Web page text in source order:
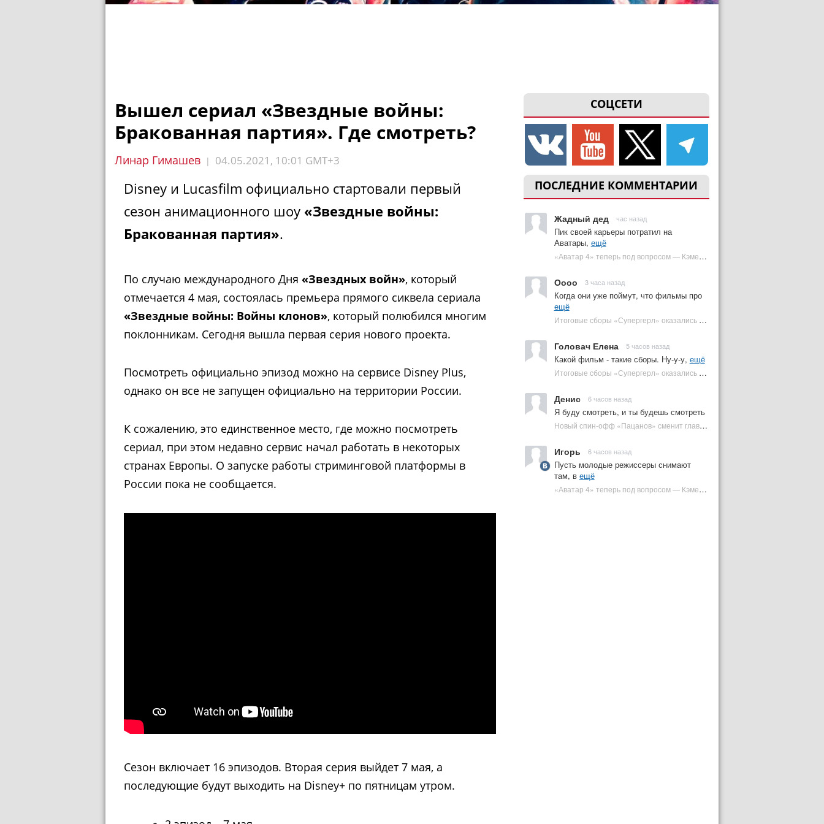
СОЦСЕТИ
ПОСЛЕДНИЕ КОММЕНТАРИИ
Жадный дед час назад
Пик своей карьеры потратил на
Аватары, ещё
«Аватар 4» теперь под вопросом — Кэмерон решил отойти от продолжения | Plugged In Ru
Оооо 3 часа назад
Когда они уже поймут, что фильмы про
ещё
Итоговые сборы «Супергерл» оказались худшими для DC за два десятилетия | Plugged In Ru
Головач Елена 5 часов назад
Какой фильм - такие сборы. Ну-у-у, ещё
Итоговые сборы «Супергерл» оказались худшими для DC за два десятилетия | Plugged In Ru
Денис 6 часов назад
Я буду смотреть, и ты будешь смотреть
Новый спин-офф «Пацанов» сменит главного героя | Plugged In Ru
Игорь 6 часов назад
Пусть молодые режиссеры снимают
там, в ещё
«Аватар 4» теперь под вопросом — Кэмерон решил отойти от продолжения | Plugged In Ru
Вышел сериал «Звездные войны:
Бракованная партия». Где смотреть?
Линар Гимашев | 04.05.2021, 10:01 GMT+3
Disney и Lucasfilm официально стартовали первый
сезон анимационного шоу «Звездные войны:
Бракованная партия».
По случаю международного Дня «Звездных войн», который
отмечается 4 мая, состоялась премьера прямого сиквела сериала
«Звездные войны: Войны клонов», который полюбился многим
поклонникам. Сегодня вышла первая серия нового проекта.
Посмотреть официально эпизод можно на сервисе Disney Plus,
однако он все не запущен официально на территории России.
К сожалению, это единственное место, где можно посмотреть
сериал, при этом недавно сервис начал работать в некоторых
странах Европы. О запуске работы стриминговой платформы в
России пока не сообщается.
Сезон включает 16 эпизодов. Вторая серия выйдет 7 мая, а
последующие будут выходить на Disney+ по пятницам утром.